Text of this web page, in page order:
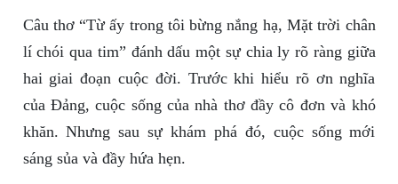
Câu thơ “Từ ấy trong tôi bừng nắng hạ, Mặt trời chân
lí chói qua tim” đánh dấu một sự chia ly rõ ràng giữa
hai giai đoạn cuộc đời. Trước khi hiểu rõ ơn nghĩa
của Đảng, cuộc sống của nhà thơ đầy cô đơn và khó
khăn. Nhưng sau sự khám phá đó, cuộc sống mới
sáng sủa và đầy hứa hẹn.